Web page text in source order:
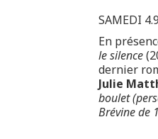
SAMEDI
En
le silence
dernier
Julie
boulet
Brévine de